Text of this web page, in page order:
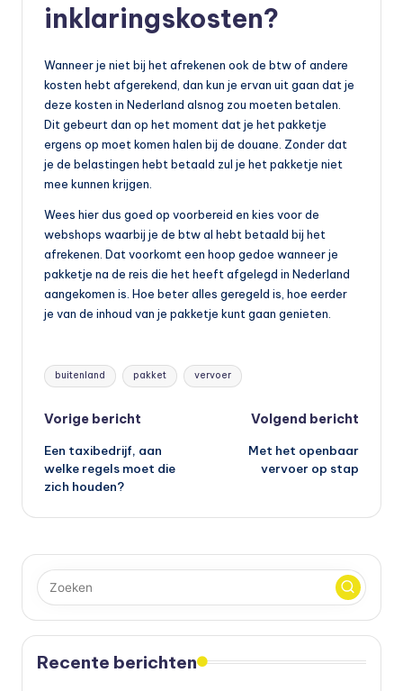
inklaringskosten?
Wanneer je niet bij het afrekenen ook de btw of andere
kosten hebt afgerekend, dan kun je ervan uit gaan dat je
deze kosten in Nederland alsnog zou moeten betalen.
Dit gebeurt dan op het moment dat je het pakketje
ergens op moet komen halen bij de douane. Zonder dat
je de belastingen hebt betaald zul je het pakketje niet
mee kunnen krijgen.
Wees hier dus goed op voorbereid en kies voor de
webshops waarbij je de btw al hebt betaald bij het
afrekenen. Dat voorkomt een hoop gedoe wanneer je
pakketje na de reis die het heeft afgelegd in Nederland
aangekomen is. Hoe beter alles geregeld is, hoe eerder
je van de inhoud van je pakketje kunt gaan genieten.
Tags:
buitenland pakket vervoer
Bericht
navigatie
Vorige bericht
Een taxibedrijf, aan
welke regels moet die
zich houden?
Volgend bericht
Met het openbaar
vervoer op stap
Recente berichten